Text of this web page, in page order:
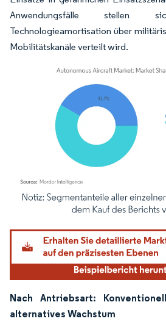
Anwendungsfälle stellen
Technologieamortisation über
Mobilitätskanäle verteilt wird.
Bild © Mordor Intelligence.
Nach Antriebsart:
alternatives Wachstum